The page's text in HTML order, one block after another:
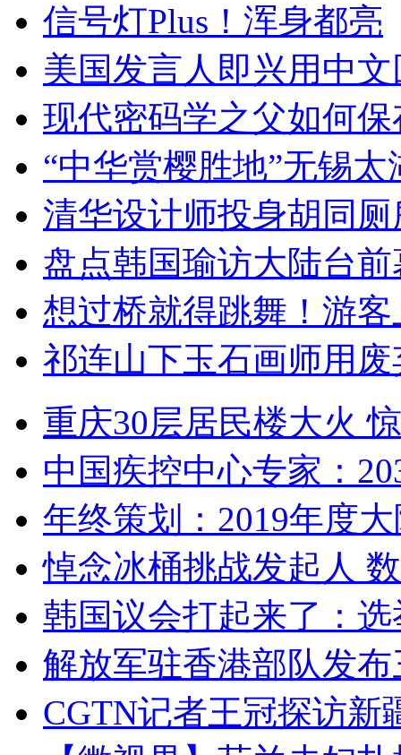
信号灯Plus！浑身都亮
美国发言人即兴用中
现代密码学之父如何
“中华赏樱胜地”无锡
清华设计师投身胡同
盘点韩国瑜访大陆台
想过桥就得跳舞！游客
祁连山下玉石画师用
重庆30层居民楼大火
中国疾控中心专家：
年终策划：2019年度
悼念冰桶挑战发起人
韩国议会打起来了：
解放军驻香港部队发
CGTN记者王冠探访新